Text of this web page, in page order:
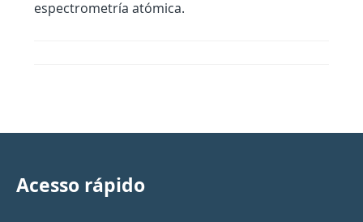
espectrometría atómica.
Acesso rápido